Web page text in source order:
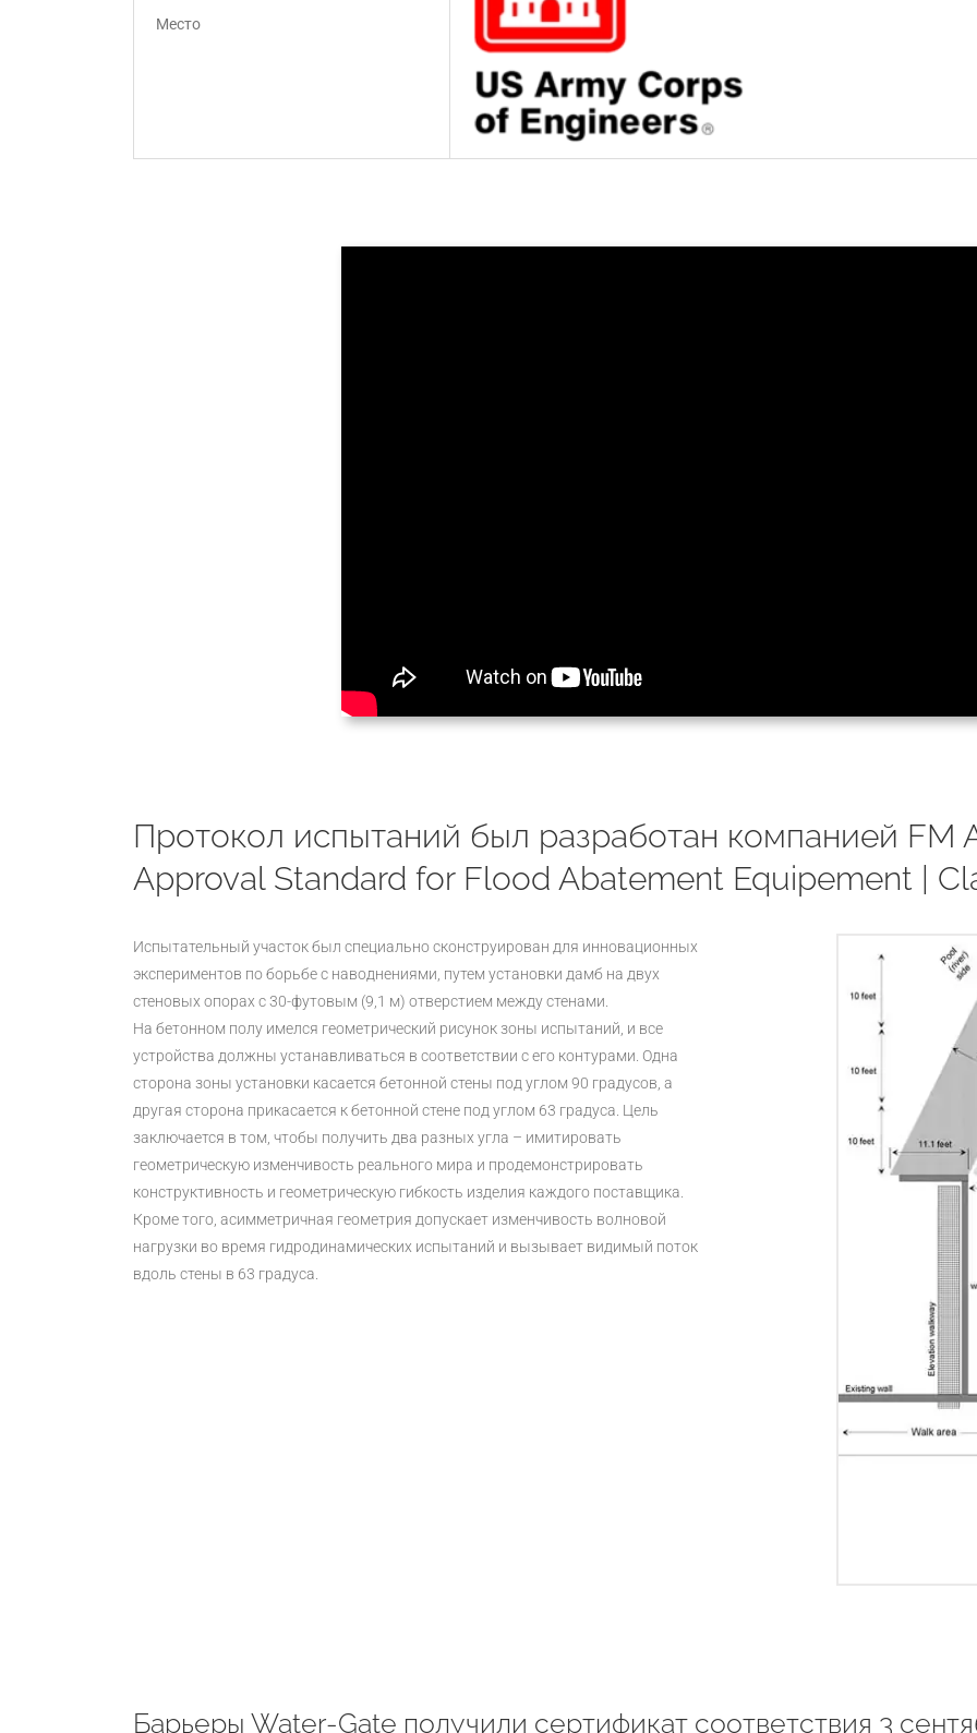
Место
Протокол испытаний был разработан компанией FM
Approval Standard for Flood Abatement Equipement |
Испытательный участок был специально сконструирован для инновационных
экспериментов по борьбе с наводнениями, путем установки дамб на двух
стеновых опорах с 30-футовым (9,1 м) отверстием между стенами.
На бетонном полу имелся геометрический рисунок зоны испытаний, и все
устройства должны устанавливаться в соответствии с его контурами. Одна
сторона зоны установки касается бетонной стены под углом 90 градусов, а
другая сторона прикасается к бетонной стене под углом 63 градуса. Цель
заключается в том, чтобы получить два разных угла – имитировать
геометрическую изменчивость реального мира и продемонстрировать
конструктивность и геометрическую гибкость изделия каждого поставщика.
Кроме того, асимметричная геометрия допускает изменчивость волновой
нагрузки во время гидродинамических испытаний и вызывает видимый поток
вдоль стены в 63 градуса.
Барьеры Water-Gate получили сертификат соответствия 3